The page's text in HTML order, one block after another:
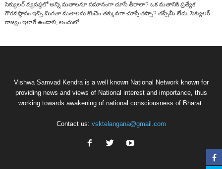
సెక్యులర్‌ వ్యవస్థలో అన్ని మతాలనూ సమానంగా చూసే తీరాలా? ఒక మతానికి ప్రత్యేక
గౌరవస్థానం ఇచ్చి మిగతా మతాలను కొంచెం తక్కువగా చూస్తే తప్పా? తప్పేమీ లేదు. సెక్యులర్‌
రాజ్యం ఇలాగే ఉండాలి, అందులో...
Vishwa Samvad Kendra is a well known National Network known for
providing news and views of National interest and importance, thus
working towards awakening of national consciousness of Bharat.
Contact us: vsktelangana@gmail.com